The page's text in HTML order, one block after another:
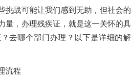
挑战可能让我们感到无助，但社会的
量，办理残疾证，就是这一关怀的具
去哪个部门办理？以下是详细的解
流程